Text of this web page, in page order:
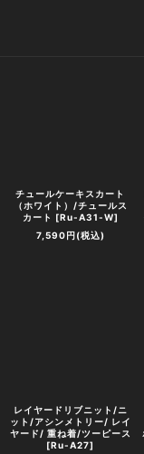
チュールケーキスカート
（ホワイト）/チュールス
カート [Ru-A31-W]
7,590円(税込)
レイヤードリブニット/ニ
ット/アシンメトリー/ レイ
ヤード/ 重ね着/ツーピース
[Ru-A27]